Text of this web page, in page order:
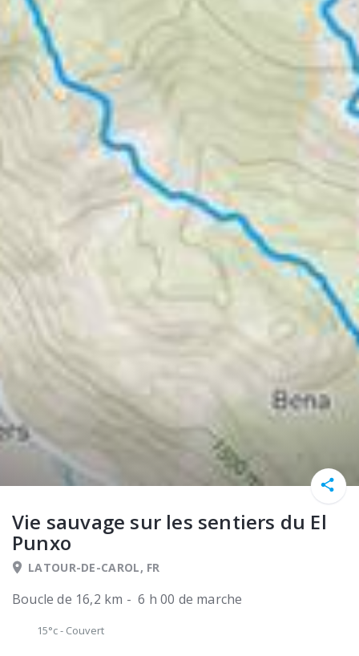
Vie sauvage sur les sentiers du El
Punxo
LATOUR-DE-CAROL, FR
Boucle de 16,2 km - 6 h 00 de marche
15°c- Couvert